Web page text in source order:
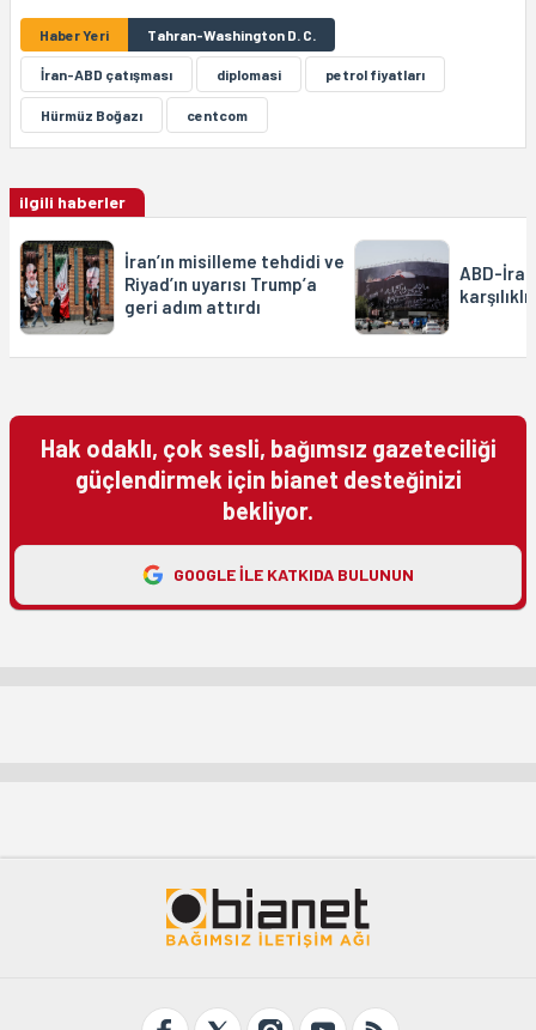
Haber Yeri Tahran-Washington D. C.
İran-ABD çatışması diplomasi petrol fiyatları
Hürmüz Boğazı centcom
ilgili haberler
İran’ın misilleme tehdidi ve
Riyad’ın uyarısı Trump’a
geri adım attırdı
ABD-
Hak odaklı, çok sesli, bağımsız gazeteciliği
güçlendirmek için bianet desteğinizi
bekliyor.
GOOGLE ILE KATKIDA BULUNUN